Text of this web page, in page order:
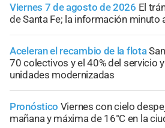
Viernes 7 de agosto de 2026 El
de Santa Fe; la información minuto
Aceleran el recambio de la flota
70 colectivos y el 40% del servicio
unidades modernizadas
Pronóstico Viernes con cielo
mañana y máxima de 16°C en la